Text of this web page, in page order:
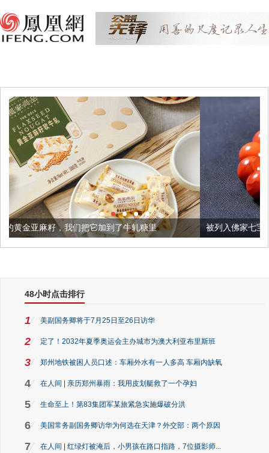
它加到了牛轧糖里 被列入佛家七宝的它到底有多美？
48小时点击排行
1 美副国务卿将于7月25日至26日访华
2 定了！2032年夏季奥运会主办城市为澳大利亚布里斯班
3 郑州地铁被困人员口述：车厢外水有一人多高 车厢内缺氧
4 在人间 | 亲历郑州暴雨：我用皮划艇救了一个孕妇
5 生命至上！第83集团军某旅紧急实施爆破分洪
6 美国常务副国务卿访华为何选在天津？外交部：两个原因
7 在人间 | 红绿灯被淹后，小男孩在路口指路，7位摄影师...